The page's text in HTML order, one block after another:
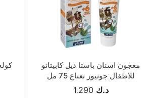
معجون اسنان باستا ديل كابيتانو
للاطفال جونيور نعناع 75 مل
د.ك 1.290